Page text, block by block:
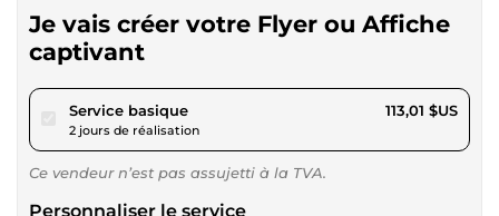
Je vais créer votre Flyer ou Affiche
captivant
Service basiquepour 104,15 $US
2 jours de réalisation
113,01 $US
Ce vendeur n’est pas assujetti à la TVA.
Personnaliser le service